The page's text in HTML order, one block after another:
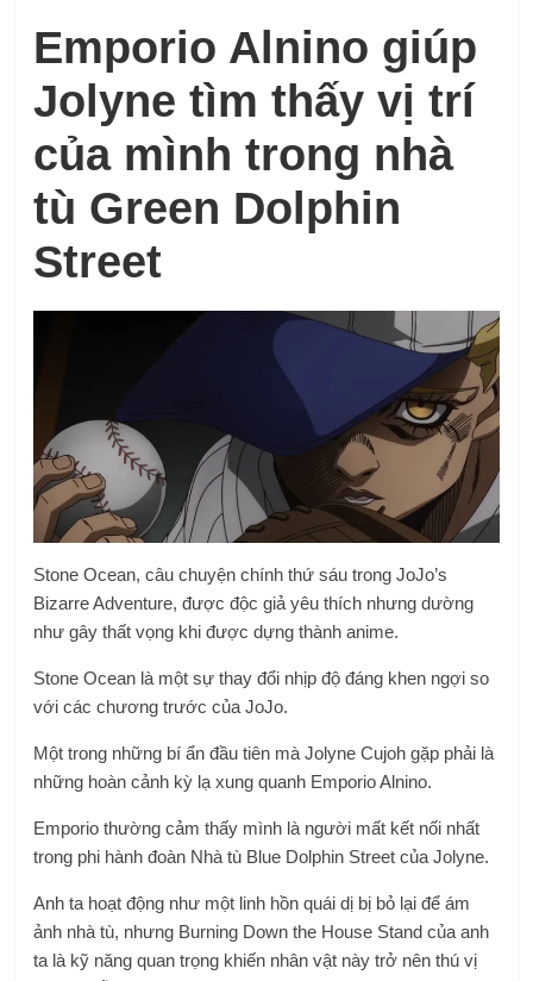
Emporio Alnino giúp
Jolyne tìm thấy vị trí
của mình trong nhà
tù Green Dolphin
Street
Stone Ocean, câu chuyện chính thứ sáu trong JoJo’s
Bizarre Adventure, được độc giả yêu thích nhưng dường
như gây thất vọng khi được dựng thành anime.
Stone Ocean là một sự thay đổi nhịp độ đáng khen ngợi so
với các chương trước của JoJo.
Một trong những bí ẩn đầu tiên mà Jolyne Cujoh gặp phải là
những hoàn cảnh kỳ lạ xung quanh Emporio Alnino.
Emporio thường cảm thấy mình là người mất kết nối nhất
trong phi hành đoàn Nhà tù Blue Dolphin Street của Jolyne.
Anh ta hoạt động như một linh hồn quái dị bị bỏ lại để ám
ảnh nhà tù, nhưng Burning Down the House Stand của anh
ta là kỹ năng quan trọng khiến nhân vật này trở nên thú vị